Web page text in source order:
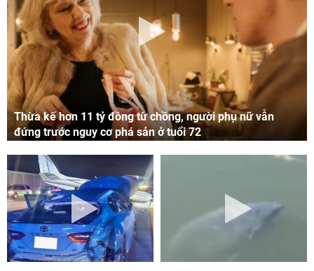
Thừa kế hơn 11 tỷ đồng từ chồng, người phụ nữ vẫn
đứng trước nguy cơ phá sản ở tuổi 72